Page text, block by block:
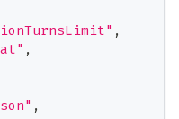
,
,
,